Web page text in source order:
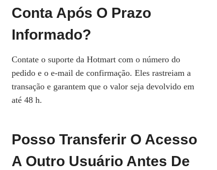
Conta Após O Prazo
Informado?
Contate o suporte da Hotmart com o número do
pedido e o e‑mail de confirmação. Eles rastreiam a
transação e garantem que o valor seja devolvido em
até 48 h.
Posso Transferir O Acesso
A Outro Usuário Antes De